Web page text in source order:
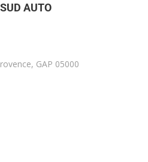
AUTO
GAP 05000